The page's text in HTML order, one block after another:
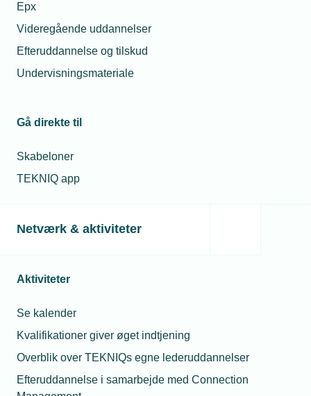
Epx
Videregående uddannelser
Efteruddannelse og tilskud
Undervisningsmateriale
Gå direkte til
Skabeloner
TEKNIQ app
Netværk & aktiviteter
Aktiviteter
Se kalender
Kvalifikationer giver øget indtjening
Overblik over TEKNIQs egne lederuddannelser
Efteruddannelse i samarbejde med Connection
Installatører
fastholder tårnhøjt
lærlingeniveau
02. jan. 2023
elektrikerlærlinge
Relaterede nyheder